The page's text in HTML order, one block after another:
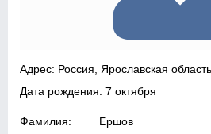
Адрес: Россия, Ярославская
Дата рождения: 7 октября
Фамилия: Ершов